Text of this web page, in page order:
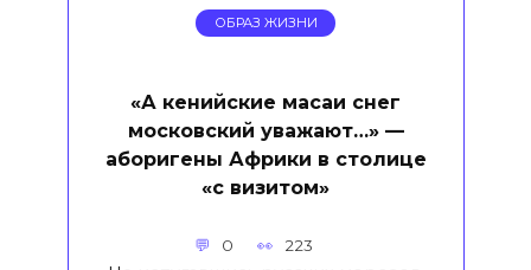
ОБРАЗ ЖИЗНИ
«А кенийские масаи снег
московский уважают…» —
аборигены Африки в столице
«с визитом»
0 223